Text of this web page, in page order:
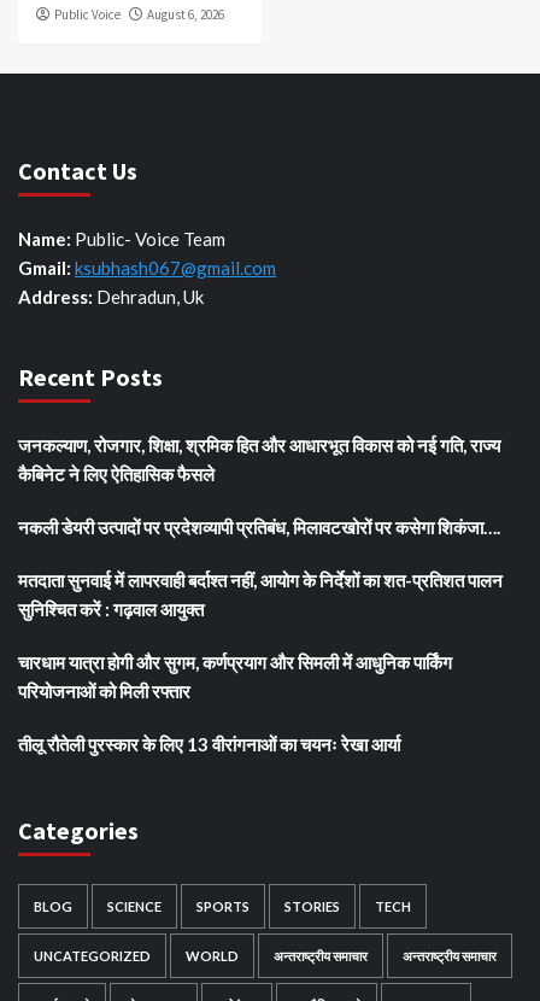
Public Voice August 6, 2026
Contact Us
Name: Public- Voice Team
Gmail: ksubhash067@gmail.com
Address: Dehradun, Uk
Recent Posts
जनकल्याण, रोजगार, शिक्षा, श्रमिक हित और आधारभूत विकास को नई गति, राज्य
कैबिनेट ने लिए ऐतिहासिक फैसले
नकली डेयरी उत्पादों पर प्रदेशव्यापी प्रतिबंध, मिलावटखोरों पर कसेगा शिकंजा….
मतदाता सुनवाई में लापरवाही बर्दाश्त नहीं, आयोग के निर्देशों का शत-प्रतिशत पालन
सुनिश्चित करें : गढ़वाल आयुक्त
चारधाम यात्रा होगी और सुगम, कर्णप्रयाग और सिमली में आधुनिक पार्किंग
परियोजनाओं को मिली रफ्तार
तीलू रौतेली पुरस्कार के लिए 13 वीरांगनाओं का चयनः रेखा आर्या
Categories
BLOG SCIENCE SPORTS STORIES TECH
UNCATEGORIZED WORLD अन्तराष्ट्रीय समाचार अन्तराष्ट्रीय समाचार